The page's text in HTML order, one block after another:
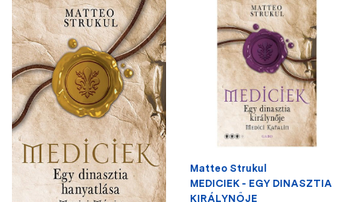
Matteo Strukul
MEDICIEK - EGY DINASZTIA
KIRÁLYNŐJE